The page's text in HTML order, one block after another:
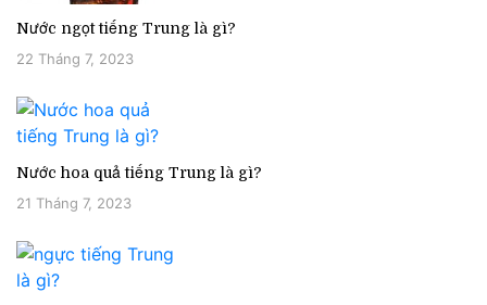
Nước ngọt tiếng Trung là gì?
22 Tháng 7, 2023
Nước hoa quả tiếng Trung là gì?
21 Tháng 7, 2023